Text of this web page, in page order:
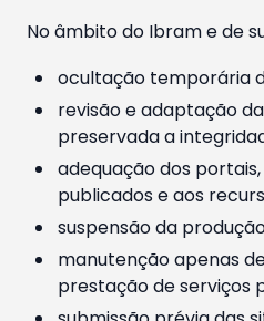
No âmbito do Ibram e de
ocultação temporária
revisão e adaptação
preservada a
adequação dos
publicados e aos
suspensão da
manutenção apenas
prestação de serviços